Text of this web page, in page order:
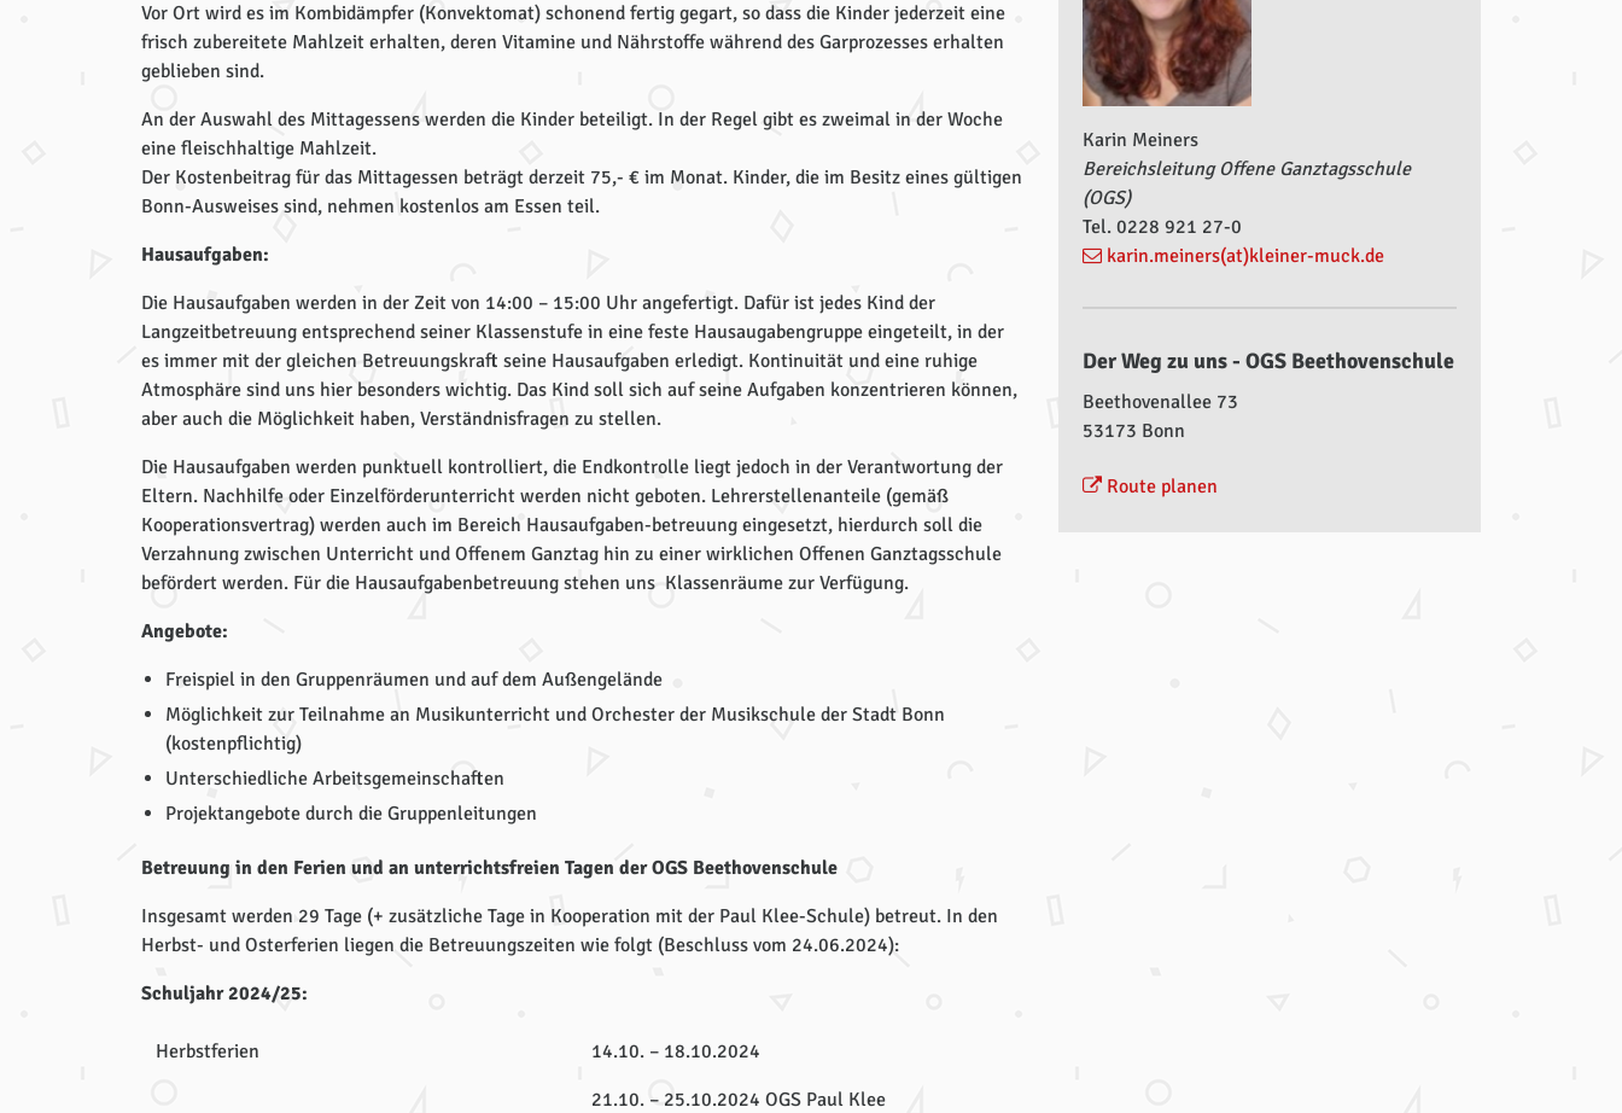
Vor Ort wird es im Kombidämpfer (Konvektomat) schonend fertig gegart, so dass die Kinder jederzeit eine
frisch zubereitete Mahlzeit erhalten, deren Vitamine und Nährstoffe während des Garprozesses erhalten
geblieben sind.
An der Auswahl des Mittagessens werden die Kinder beteiligt. In der Regel gibt es zweimal in der Woche
eine fleischhaltige Mahlzeit.
Der Kostenbeitrag für das Mittagessen beträgt derzeit 75,- € im Monat. Kinder, die im Besitz eines gültigen
Bonn-Ausweises sind, nehmen kostenlos am Essen teil.
Hausaufgaben:
Die Hausaufgaben werden in der Zeit von 14:00 – 15:00 Uhr angefertigt. Dafür ist jedes Kind der
Langzeitbetreuung entsprechend seiner Klassenstufe in eine feste Hausaugabengruppe eingeteilt, in der
es immer mit der gleichen Betreuungskraft seine Hausaufgaben erledigt. Kontinuität und eine ruhige
Atmosphäre sind uns hier besonders wichtig. Das Kind soll sich auf seine Aufgaben konzentrieren können,
aber auch die Möglichkeit haben, Verständnisfragen zu stellen.
Die Hausaufgaben werden punktuell kontrolliert, die Endkontrolle liegt jedoch in der Verantwortung der
Eltern. Nachhilfe oder Einzelförderunterricht werden nicht geboten. Lehrerstellenanteile (gemäß
Kooperationsvertrag) werden auch im Bereich Hausaufgaben-betreuung eingesetzt, hierdurch soll die
Verzahnung zwischen Unterricht und Offenem Ganztag hin zu einer wirklichen Offenen Ganztagsschule
befördert werden. Für die Hausaufgabenbetreuung stehen uns Klassenräume zur Verfügung.
Angebote:
Freispiel in den Gruppenräumen und auf dem Außengelände
Möglichkeit zur Teilnahme an Musikunterricht und Orchester der Musikschule der Stadt Bonn
(kostenpflichtig)
Unterschiedliche Arbeitsgemeinschaften
Projektangebote durch die Gruppenleitungen
Betreuung in den Ferien und an unterrichtsfreien Tagen der OGS Beethovenschule
Insgesamt werden 29 Tage (+ zusätzliche Tage in Kooperation mit der Paul Klee-Schule) betreut. In den
Herbst- und Osterferien liegen die Betreuungszeiten wie folgt (Beschluss vom 24.06.2024):
Schuljahr 2024/25:
Herbstferien
14.10. – 18.10.2024
21.10. – 25.10.2024 OGS Paul Klee
Karin Meiners
Bereichsleitung Offene Ganztagsschule
(OGS)
Tel. 0228 921 27-0
karin.meiners(at)kleiner-muck.de
Der Weg zu uns - OGS Beethovenschule
Beethovenallee 73
53173 Bonn
Route planen